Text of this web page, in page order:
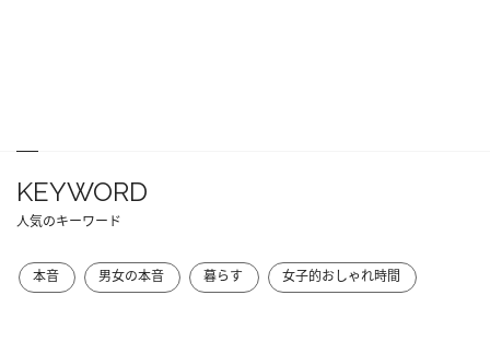
KEYWORD
人気のキーワード
本音 男女の本音 暮らす 女子的おしゃれ時間